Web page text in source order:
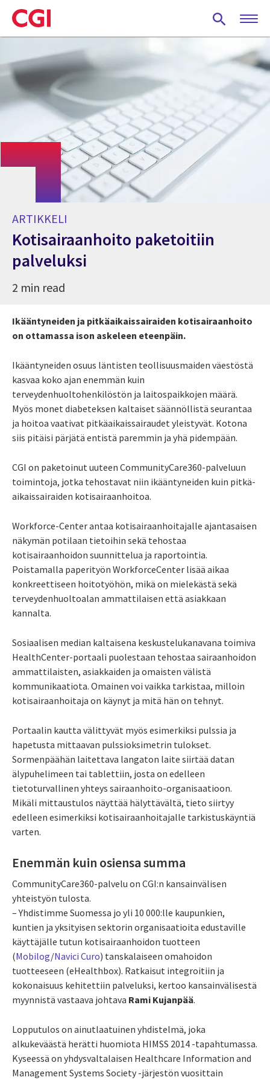
Skip
to
main
ARTIKKELI
Kotisairaanhoito paketoitiin
palveluksi
2 min read
Ikääntyneiden ja pitkäaikaissairaiden kotisairaanhoito
on ottamassa ison askeleen eteenpäin.
Ikääntyneiden osuus läntisten teollisuusmaiden väestöstä
kasvaa koko ajan enemmän kuin
terveydenhuoltohenkilöstön ja laitospaikkojen määrä.
Myös monet diabeteksen kaltaiset säännöllistä seurantaa
ja hoitoa vaativat pitkäaikaissairaudet yleistyvät. Kotona
siis pitäisi pärjätä entistä paremmin ja yhä pidempään.
CGI on paketoinut uuteen CommunityCare360-palveluun
toimintoja, jotka tehostavat niin ikääntyneiden kuin pitkä­
aikaissairaiden kotisairaanhoitoa.
Workforce-Center antaa kotisairaanhoitajalle ajantasaisen
näkymän potilaan tietoihin sekä tehostaa
kotisairaanhoidon suunnittelua ja raportointia.
Poistamalla paperityön WorkforceCenter lisää aikaa
konkreettiseen hoitotyöhön, mikä on mielekästä sekä
terveydenhuoltoalan ammattilaisen että asiakkaan
kannalta.
Sosiaalisen median kaltaisena keskustelukanavana toimiva
HealthCenter-portaali puolestaan tehostaa sairaanhoidon
ammattilaisten, asiakkaiden ja omaisten välistä
kommunikaatiota. Omainen voi vaikka tarkistaa, milloin
kotisairaanhoitaja on käynyt ja mitä hän on tehnyt.
Portaalin kautta välittyvät myös esimerkiksi pulssia ja
hapetusta mittaavan pulssioksimetrin tulokset.
Sormenpäähän laitettava langaton laite siirtää datan
älypuhelimeen tai tablettiin, josta on edelleen
tietoturvallinen yhteys sairaanhoito-orga­nisaatioon.
Mikäli mittaustulos näyttää hälyttävältä, tieto siirtyy
edelleen esimerkiksi kotisairaanhoitajalle tarkistuskäyntiä
varten.
Enemmän kuin osiensa summa
CommunityCare360-palvelu on CGI:n kansainvälisen
yhteistyön tulosta.
– Yhdistimme Suomessa jo yli 10 000:lle kaupunkien,
kuntien ja yksityisen sektorin organisaatioita edustaville
käyttäjälle tutun kotisairaanhoidon tuotteen
(Mobilog/Navici Curo) tanskalaiseen omahoidon
tuotteeseen (eHealthbox). Ratkaisut integroitiin ja
kokonaisuus kehitettiin palveluksi, kertoo kansainvälisestä
myynnistä vastaava johtava Rami Kujanpää.
Lopputulos on ainutlaatuinen yhdistelmä, joka
alkukeväästä herätti huomiota HIMSS 2014 -tapahtumassa.
Kyseessä on yhdysvaltalaisen Healthcare Information and
Management Systems Society -järjestön vuosittain